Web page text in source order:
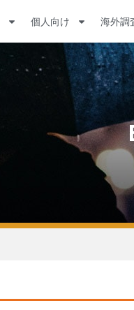
個人向け 海外調